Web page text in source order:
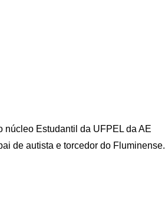
núcleo Estudantil da UFPEL da AE
de autista e torcedor do Fluminense.